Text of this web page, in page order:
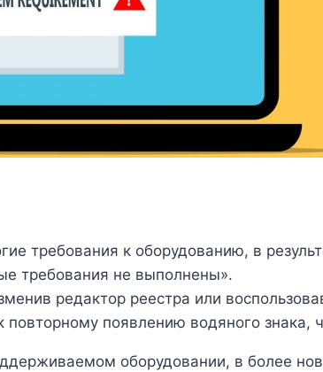
требования к оборудованию, в
требования не выполнены».
редактор реестра или
появлению водяного знака,
оборудовании, в более